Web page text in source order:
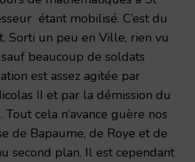
étant mobilisé. C’est du
Sorti un peu en Ville, rien vu
sauf beaucoup de soldats
est assez agitée par
II et par la démission du
cela n’avance guère nos
de Bapaume, de Roye et de
second plan. Il est cependant